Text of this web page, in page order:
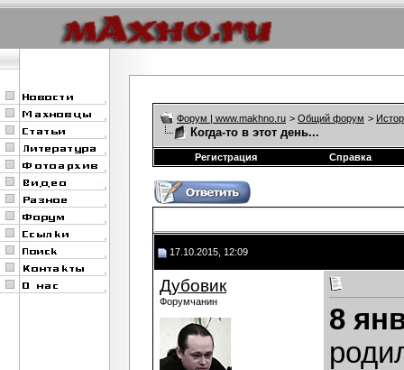
Форум | www.makhno.ru > Общий форум >
Когда-то в этот день...
Регистрация Справка
17.10.2015, 12:09
Дубовик
Форумчанин
8